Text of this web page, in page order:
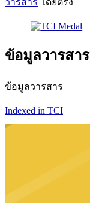
ข้อมูลวารสาร
ข้อมูลวารสาร
Indexed in TCI